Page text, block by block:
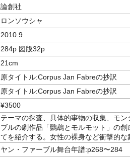
論創社
ロンソウシャ
2010.9
284p 図版32p
21cm
原タイトル:Corpus Jan Fabreの抄訳
原タイトル:Corpus Jan Fabreの抄訳
¥3500
テーマの探査、具体的事物の収集、モ
ブルの劇作品「鸚鵡とモルモット」の
てを紹介する。女性の裸身など衝撃的
ヤン・ファーブル舞台年譜:p268〜284